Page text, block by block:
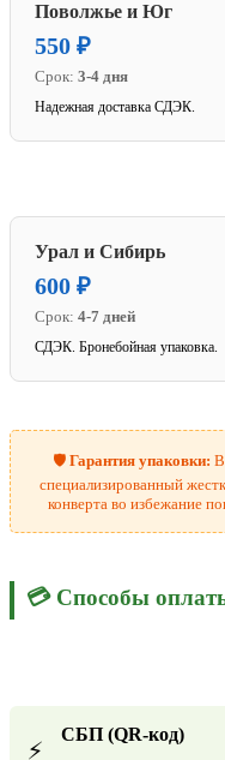
Поволжье и Юг
550 ₽
Срок: 3-4 дня
Надежная доставка СДЭК.
Урал и Сибирь
600 ₽
Срок: 4-7 дней
СДЭК. Бронебойная упаковка.
🛡️Гарантия упаковки:
специализированный
конверта во избежание
💳 Способы
⚡
СБП (QR-код)